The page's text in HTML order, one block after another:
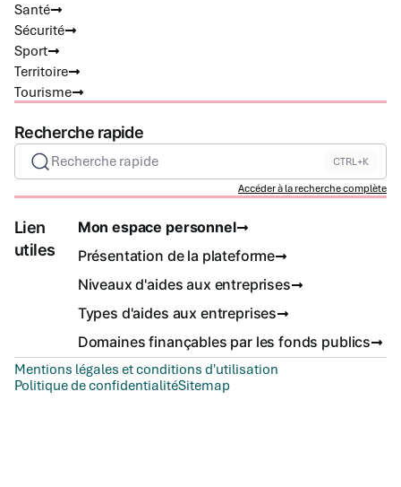
Santé
Sécurité
Sport
Territoire
Tourisme
Recherche rapide
Recherche rapide CTRL+K
Accéder à la recherche complète
Lien
utiles
Mon espace personnel
Présentation de la plateforme
Niveaux d'aides aux entreprises
Types d'aides aux entreprises
Domaines finançables par les fonds publics
Mentions légales et conditions d'utilisation
Politique de confidentialitéSitemap